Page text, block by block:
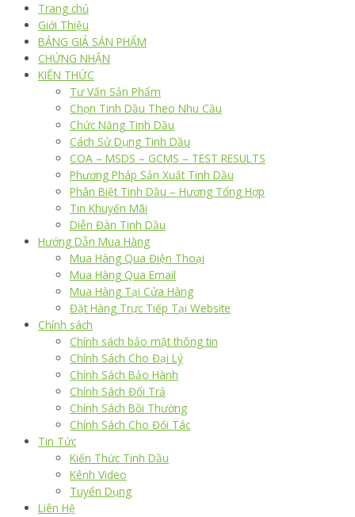
Trang chủ
Giới Thiệu
BẢNG GIÁ SẢN PHẨM
CHỨNG NHẬN
KIẾN THỨC
Tư Vấn Sản Phẩm
Chọn Tinh Dầu Theo Nhu Cầu
Chức Năng Tinh Dầu
Cách Sử Dụng Tinh Dầu
COA – MSDS – GCMS – TEST RESULTS
Phương Pháp Sản Xuất Tinh Dầu
Phân Biệt Tinh Dầu – Hương Tổng Hợp
Tin Khuyến Mãi
Diễn Đàn Tinh Dầu
Hướng Dẫn Mua Hàng
Mua Hàng Qua Điện Thoại
Mua Hàng Qua Email
Mua Hàng Tại Cửa Hàng
Đặt Hàng Trực Tiếp Tại Website
Chính sách
Chính sách bảo mật thông tin
Chính Sách Cho Đại Lý
Chính Sách Bảo Hành
Chính Sách Đổi Trả
Chính Sách Bồi Thường
Chính Sách Cho Đối Tác
Tin Tức
Kiến Thức Tinh Dầu
Kênh Video
Tuyển Dụng
Liên Hệ